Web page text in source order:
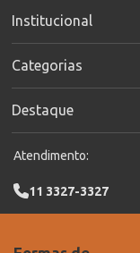
Institucional
Categorias
Destaque
Atendimento:
11 3327-3327